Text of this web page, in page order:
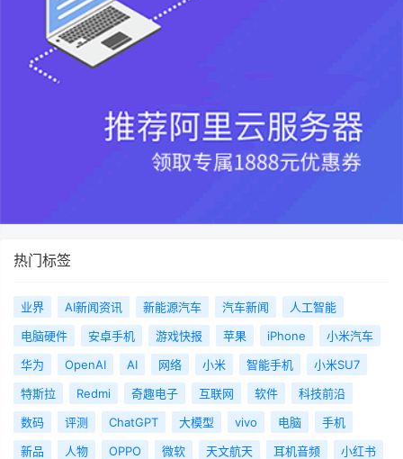
热门标签
业界 AI新闻资讯 新能源汽车 汽车新闻
人工智能
电脑硬件
安卓手机 游戏快报 苹果 iPhone
小米汽车
华为
OpenAI AI 网络 小米 智能手机
小米SU7
特斯拉
Redmi 奇趣电子 互联网 软件
科技前沿
数码
评测 ChatGPT 大模型 vivo 电脑
手机
新品
人物 OPPO 微软 天文航天 耳机音频
小红书